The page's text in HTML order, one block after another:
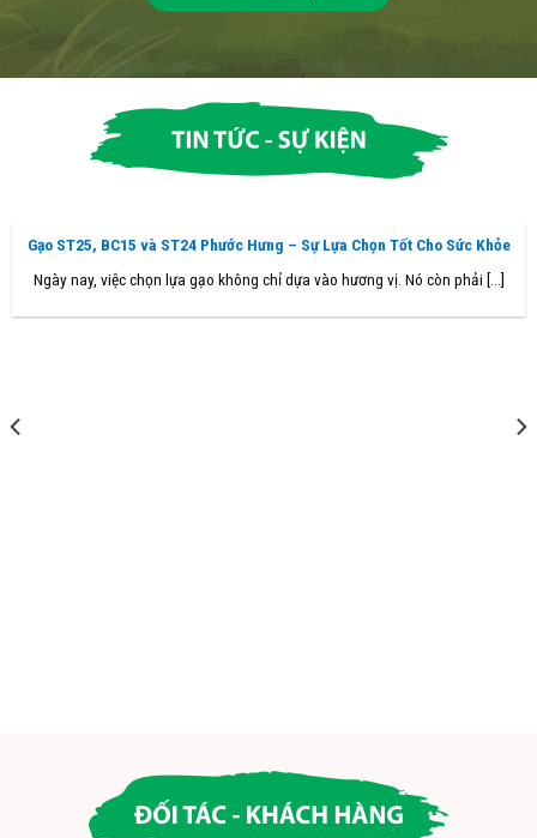
Gạo ST25, BC15 và ST24 Phước Hưng – Sự Lựa Chọn Tốt Cho Sức Khỏe
Ngày nay, việc chọn lựa gạo không chỉ dựa vào hương vị. Nó còn phải [...]